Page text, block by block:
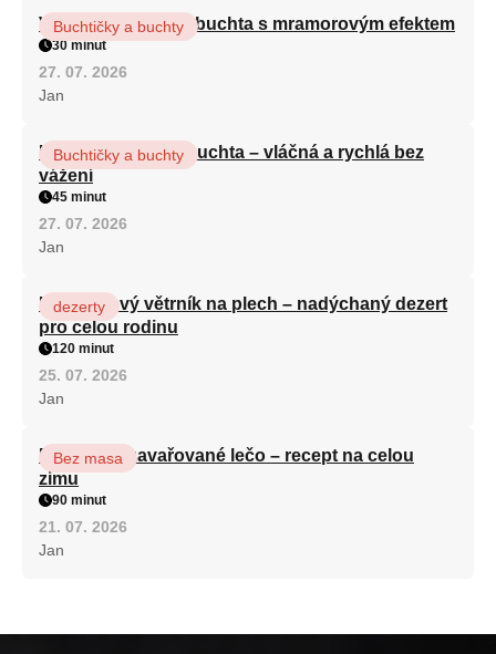
Vláčná olejová litá buchta s mramorovým efektem
Buchtičky a buchty
30 minut
27. 07. 2026
Jan
Hrnková maková buchta – vláčná a rychlá bez
vážení
Buchtičky a buchty
45 minut
27. 07. 2026
Jan
Karamelový větrník na plech – nadýchaný dezert
pro celou rodinu
dezerty
120 minut
25. 07. 2026
Jan
Babiččino zavařované lečo – recept na celou
zimu
Bez masa
90 minut
21. 07. 2026
Jan